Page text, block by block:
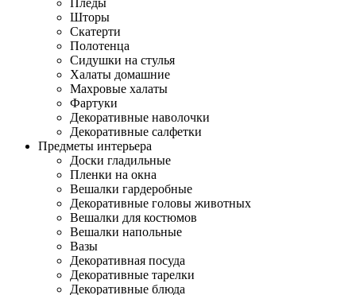
Пледы
Шторы
Скатерти
Полотенца
Сидушки на стулья
Халаты домашние
Махровые халаты
Фартуки
Декоративные наволочки
Декоративные салфетки
Предметы интерьера
Доски гладильные
Пленки на окна
Вешалки гардеробные
Декоративные головы животных
Вешалки для костюмов
Вешалки напольные
Вазы
Декоративная посуда
Декоративные тарелки
Декоративные блюда